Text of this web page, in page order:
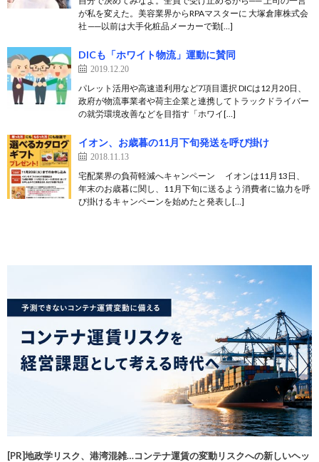
が私を変えた。美容業界からRPAマスターに 大塚倉庫株式会
社 ──以前は大手化粧品メーカーで勤[…]
DICも「ホワイト物流」運動に賛同
2019.12.20
パレット活用や高速道利用など7項目選択 DICは12月20日、
政府が物流事業者や荷主企業と連携してトラックドライバー
の就労環境改善などを目指す「ホワイ[…]
イオン、お歳暮の11月下旬発送を呼び掛け
2018.11.13
宅配業界の負荷軽減へキャンペーン イオンは11月13日、
年末のお歳暮に関し、11月下旬に送るよう消費者に協力を呼
び掛けるキャンペーンを始めたと発表し[…]
[PR]地政学リスク、港湾混雑…コンテナ運賃の変動リスクへの新しいヘッ